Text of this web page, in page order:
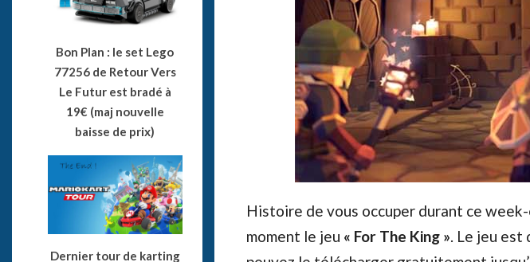
Histoire de vous occuper durant ce
moment le jeu « For The King ». Le jeu est
Bon Plan : le set Lego
77256 de Retour Vers
Le Futur est bradé à
19€ (maj nouvelle
baisse de prix)
Dernier tour de karting